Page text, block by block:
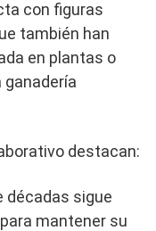
con figuras
también han
en plantas o
ganadería
destacan:
décadas sigue
mantener su